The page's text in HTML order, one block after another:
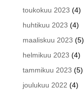
toukokuu 2023 (4)
huhtikuu 2023 (4)
maaliskuu 2023 (5)
helmikuu 2023 (4)
tammikuu 2023 (5)
joulukuu 2022 (4)